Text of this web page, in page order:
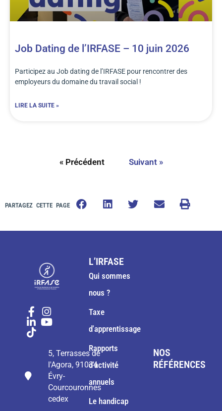
Job Dating de l’IRFASE – 10 juin 2026
Participez au Job dating de l’IRFASE pour rencontrer des
employeurs du domaine du travail social !
LIRE LA SUITE »
« Précédent Suivant »
PARTAGEZ CETTE PAGE
5, Terrasses de
l'Agora, 91034
Évry-
Courcouronnes
cedex
L’IRFASE
Qui sommes
nous ?
Taxe
d'apprentissage
Rapports
d'activité
annuels
Le handicap
NOS
RÉFÉRENCES